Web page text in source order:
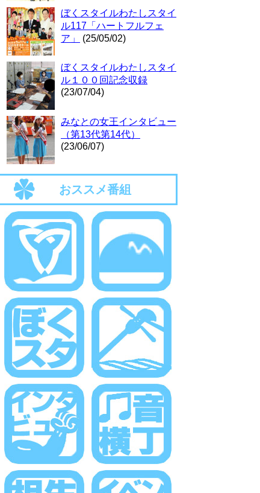
ぼくスタイルわたしスタイ
ル117「ハートフルフェ
ア」
(25/05/02)
ぼくスタイルわたしスタイ
ル１００回記念収録
(23/07/04)
みなとの女王インタビュー
（第13代第14代）
(23/06/07)
おススメ番組